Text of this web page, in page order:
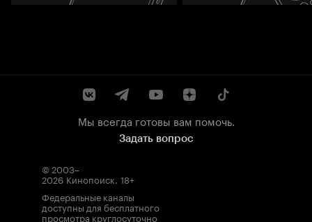
Мы всегда готовы вам помочь.
Задать вопрос
© 2003–
2026 Кинопоиск. 18+
Федеральные каналы
доступны для бесплатного
просмотра круглосуточно